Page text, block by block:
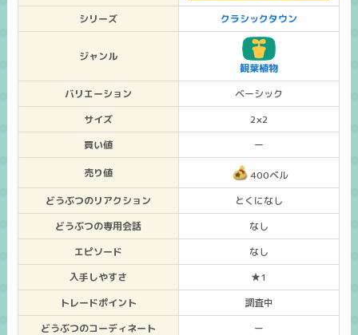
シリーズ クラシックタウン
ジャンル
観葉植物
バリエーション
ベーシック
サイズ
2×2
買い値
ー
売り値
400ベル
どうぶつのリアクション
とくになし
どうぶつの専用会話
なし
エピソード
なし
入手しやすさ
★1
トレードポイント
調査中
どうぶつのコーディネート
ー